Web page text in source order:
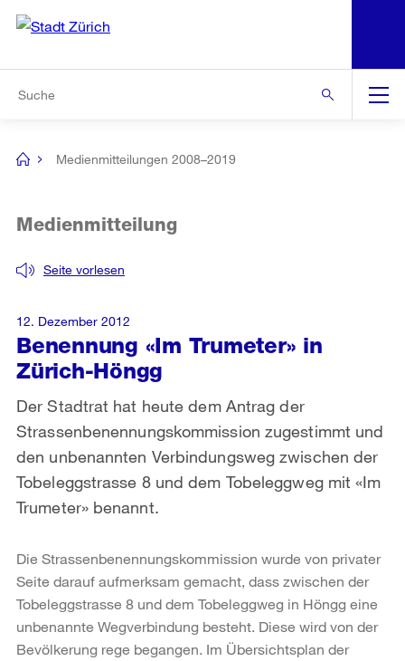
Navigation
[no
Medienmitteilungen 2008–2019
Benennung «Im Trumeter» in
Zürich-Höngg
Seite vorlesen
Medienmitteilung
Der Stadtrat hat heute dem Antrag der
Strassenbenennungskommission zugestimmt und
den unbenannten Verbindungsweg zwischen der
Tobeleggstrasse 8 und dem Tobeleggweg mit «Im
Trumeter» benannt.
12. Dezember 2012
Die Strassenbenennungskommission wurde von privater
Seite darauf aufmerksam gemacht, dass zwischen der
Tobeleggstrasse 8 und dem Tobeleggweg in Höngg eine
unbenannte Wegverbindung besteht. Diese wird von der
Bevölkerung rege begangen. Im Übersichtsplan der